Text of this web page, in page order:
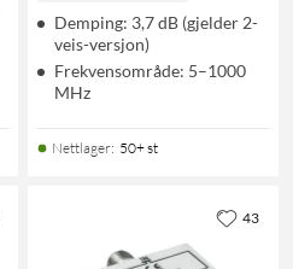
Demping: 3,7 dB (gjelder 2-
veis-versjon)
Frekvensområde: 5–1000
MHz
Nettlager: 50+ st
43